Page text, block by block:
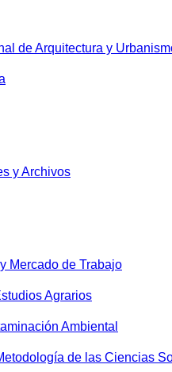
de Arquitectura y
y Archivos
Mercado de Trabajo
Agrarios
Ambiental
de las Ciencias